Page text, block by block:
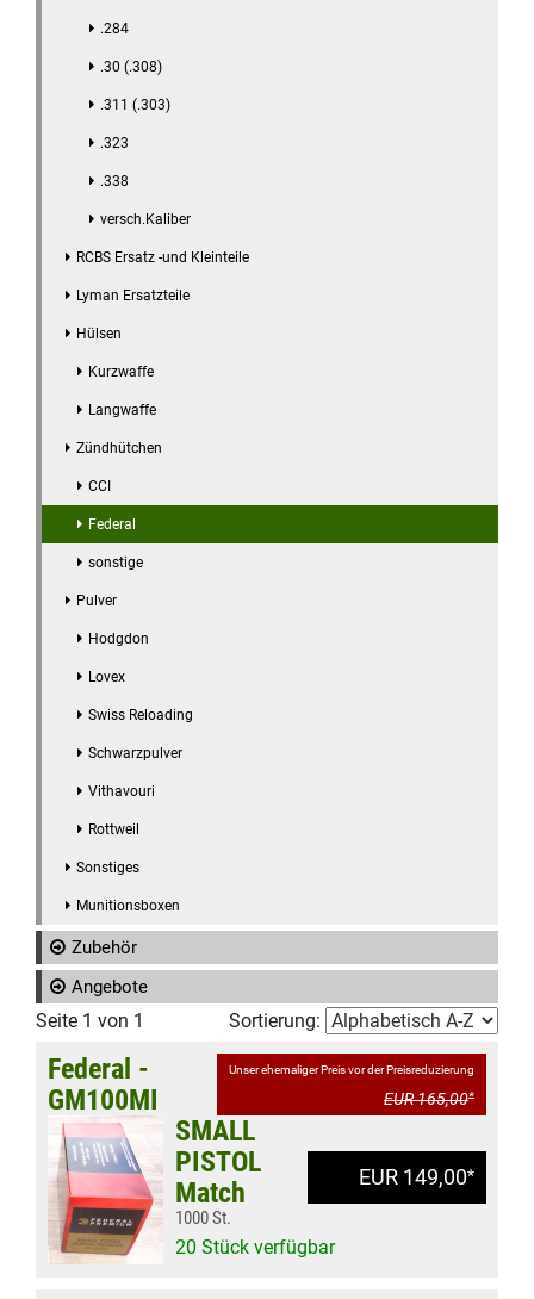
.284
.30 (.308)
.311 (.303)
.323
.338
versch.Kaliber
RCBS Ersatz -und Kleinteile
Lyman Ersatzteile
Hülsen
Kurzwaffe
Langwaffe
Zündhütchen
CCI
Federal
sonstige
Pulver
Hodgdon
Lovex
Swiss Reloading
Schwarzpulver
Vithavouri
Rottweil
Sonstiges
Munitionsboxen
Zubehör
Angebote
Seite 1 von 1 Sortierung:
Unser ehemaliger Preis vor der Preisreduzierung
EUR 165,00*
EUR 149,00*
Federal -
GM100MI
SMALL
PISTOL
Match
1000 St.
20 Stück verfügbar